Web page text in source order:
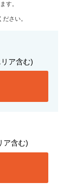
す。
さい。
ア含む)
ア含む)